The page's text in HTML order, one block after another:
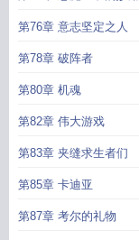
第76章 意志坚定之人
第78章 破阵者
第80章 机魂
第82章 伟大游戏
第83章 夹缝求生者们
第85章 卡迪亚
第87章 考尔的礼物